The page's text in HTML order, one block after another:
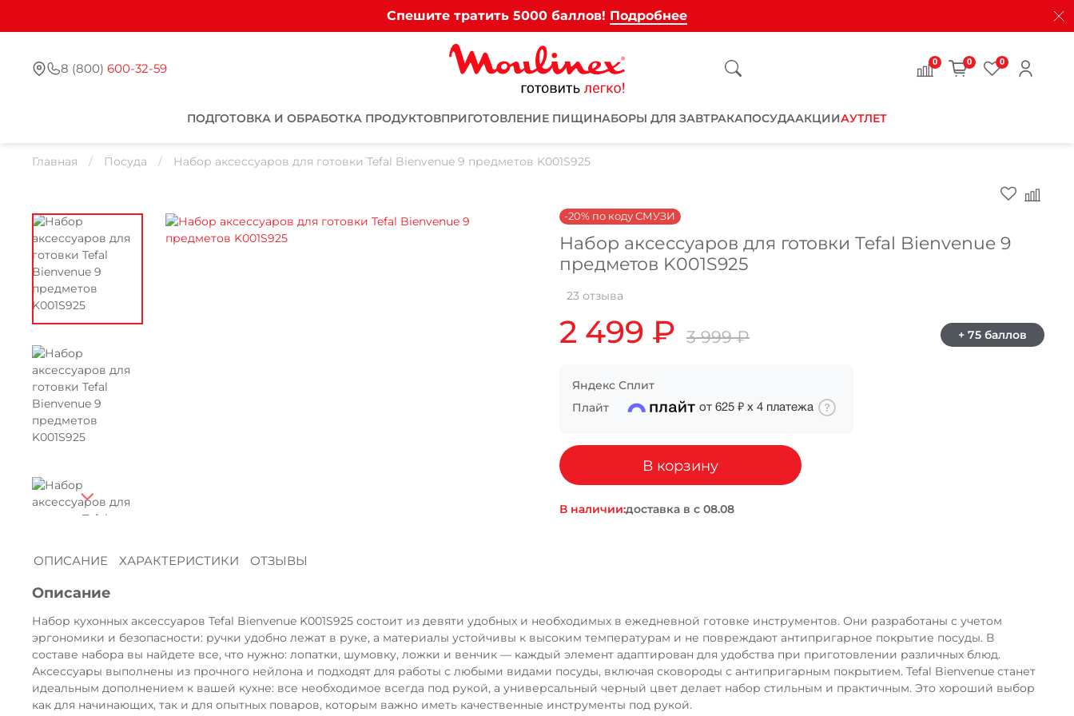
Спешите тратить 5000 баллов! Подробнее
8 (800) 600-32-59 0 0 0
ПОДГОТОВКА И ОБРАБОТКА ПРОДУКТОВПРИГОТОВЛЕНИЕ ПИЩИНАБОРЫ ДЛЯ ЗАВТРАКАПОСУДААКЦИИАУТЛЕТ
Главная Посуда Набор аксессуаров для готовки Tefal Bienvenue 9 предметов K001S925
-20% по коду СМУЗИ
Набор аксессуаров для готовки Tefal Bienvenue 9
предметов K001S925
23 отзыва
2 499 ₽ 3 999 ₽ + 75 баллов
В корзину
Яндекс Сплит
Плайт
от 625 ₽х 4платежа
В наличии:доставка в
ОПИСАНИЕ ХАРАКТЕРИСТИКИ ОТЗЫВЫ
Описание
Набор кухонных аксессуаров Tefal Bienvenue K001S925 состоит из девяти удобных и необходимых в ежедневной готовке инструментов. Они разработаны с учетом
эргономики и безопасности: ручки удобно лежат в руке, а материалы устойчивы к высоким температурам и не повреждают антипригарное покрытие посуды. В
составе набора вы найдете все, что нужно: лопатки, шумовку, ложки и венчик — каждый элемент адаптирован для удобства при приготовлении различных блюд.
Аксессуары выполнены из прочного нейлона и подходят для работы с любыми видами посуды, включая сковороды с антипригарным покрытием. Tefal Bienvenue станет
идеальным дополнением к вашей кухне: все необходимое всегда под рукой, а универсальный черный цвет делает набор стильным и практичным. Это хороший выбор
как для начинающих, так и для опытных поваров, которым важно иметь качественные инструменты под рукой.
в корзину
Получайте товарвыбранный способом
Оставшиеся % будут списываться